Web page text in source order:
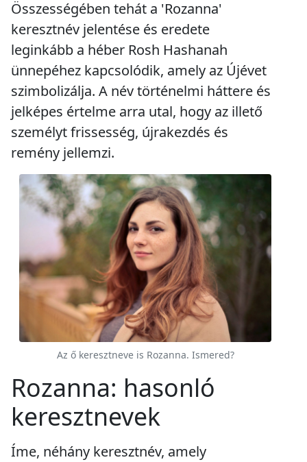
Összességében tehát a 'Rozanna'
keresztnév jelentése és eredete
leginkább a héber Rosh Hashanah
ünnepéhez kapcsolódik, amely az Újévet
szimbolizálja. A név történelmi háttere és
jelképes értelme arra utal, hogy az illető
személyt frissesség, újrakezdés és
remény jellemzi.
Az ő keresztneve is Rozanna. Ismered?
Rozanna: hasonló
keresztnevek
Íme, néhány keresztnév, amely